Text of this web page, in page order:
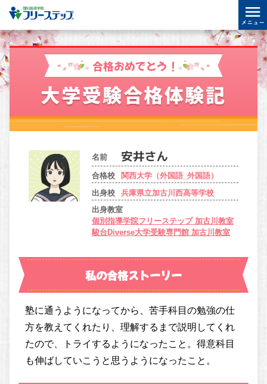
合格おめでとう！
大学受験合格体験記
名前
合格校
関西大学（外国語_外国語）
出身校
兵庫県立加古川西高等学校
出身教室
個別指導学院フリーステップ 加古川教室
駿台Diverse大学受験専門館 加古川教室
私の合格ストーリー
塾に通うようになってから、苦手科目の勉強の仕
方を教えてくれたり、理解するまで説明してくれ
たので、トライするようになったこと。得意科目
も伸ばしていこうと思うようになったこと。